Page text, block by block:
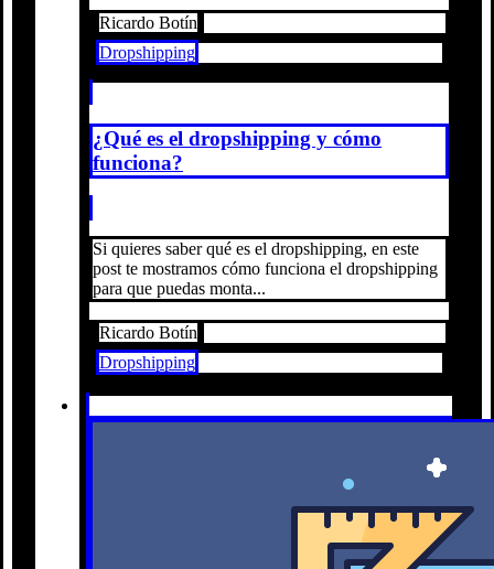
Ricardo Botín
Dropshipping
¿Qué es el dropshipping y cómo
funciona?
Si quieres saber qué es el dropshipping, en este
post te mostramos cómo funciona el dropshipping
para que puedas monta...
Ricardo Botín
Dropshipping